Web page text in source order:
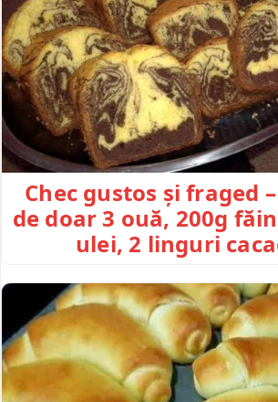
Chec gustos și fraged
de doar 3 ouă, 200g
ulei, 2 linguri